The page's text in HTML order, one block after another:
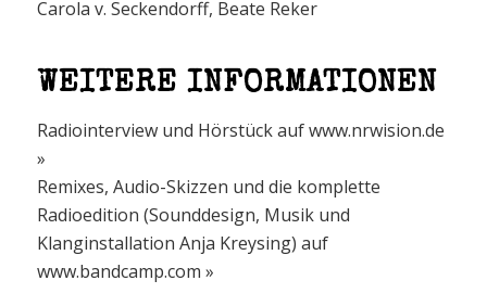
Carola v. Seckendorff, Beate Reker
WEITERE INFORMATIONEN
Radiointerview und Hörstück aufwww.nrwision.de
»
Remixes, Audio-Skizzen und die komplette
Radioedition (Sounddesign, Musik und
Klanginstallation Anja Kreysing) auf
www.bandcamp.com »